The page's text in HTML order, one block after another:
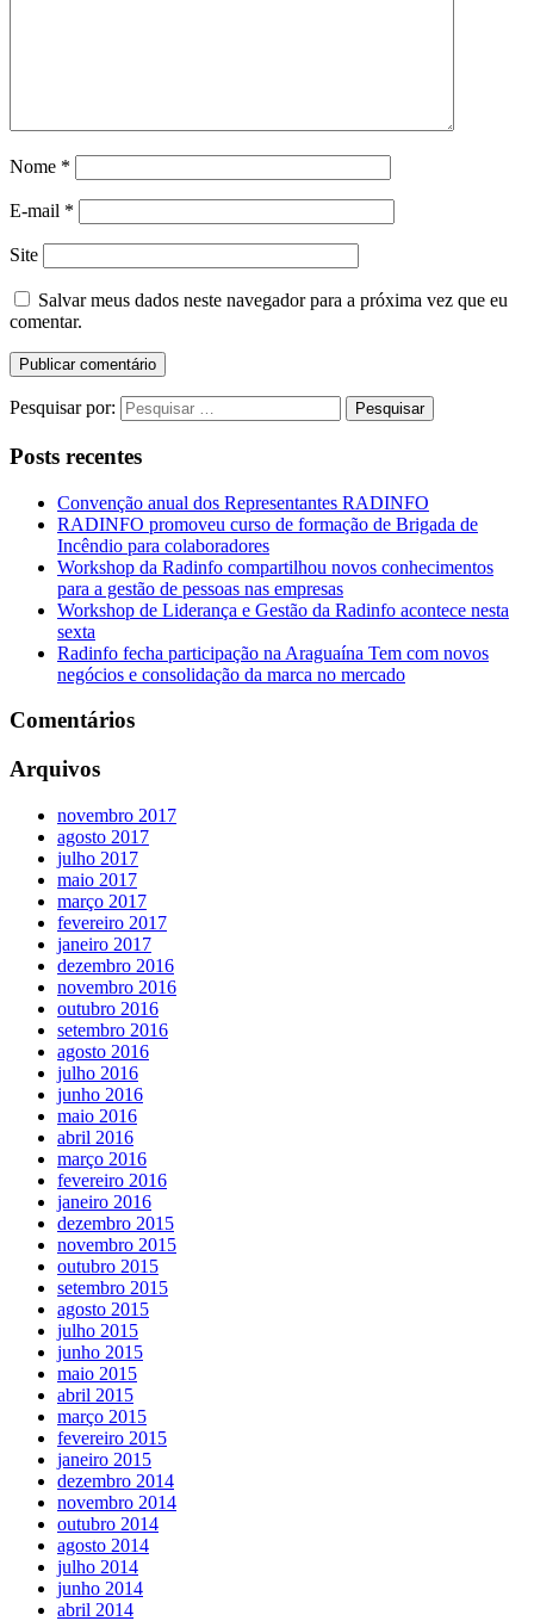
Nome *
E-mail *
Site
Salvar meus dados neste navegador para a próxima vez que eu
comentar.
Pesquisar por:
Posts recentes
Convenção anual dos Representantes RADINFO
RADINFO promoveu curso de formação de Brigada de
Incêndio para colaboradores
Workshop da Radinfo compartilhou novos conhecimentos
para a gestão de pessoas nas empresas
Workshop de Liderança e Gestão da Radinfo acontece nesta
sexta
Radinfo fecha participação na Araguaína Tem com novos
negócios e consolidação da marca no mercado
Comentários
Arquivos
novembro 2017
agosto 2017
julho 2017
maio 2017
março 2017
fevereiro 2017
janeiro 2017
dezembro 2016
novembro 2016
outubro 2016
setembro 2016
agosto 2016
julho 2016
junho 2016
maio 2016
abril 2016
março 2016
fevereiro 2016
janeiro 2016
dezembro 2015
novembro 2015
outubro 2015
setembro 2015
agosto 2015
julho 2015
junho 2015
maio 2015
abril 2015
março 2015
fevereiro 2015
janeiro 2015
dezembro 2014
novembro 2014
outubro 2014
agosto 2014
julho 2014
junho 2014
abril 2014